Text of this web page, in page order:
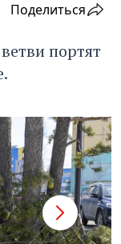
Поделиться
портят